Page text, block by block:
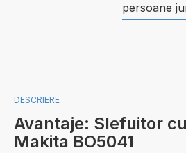
persoane
DESCRIERE
Avantaje: Slefuitor
Makita BO5041